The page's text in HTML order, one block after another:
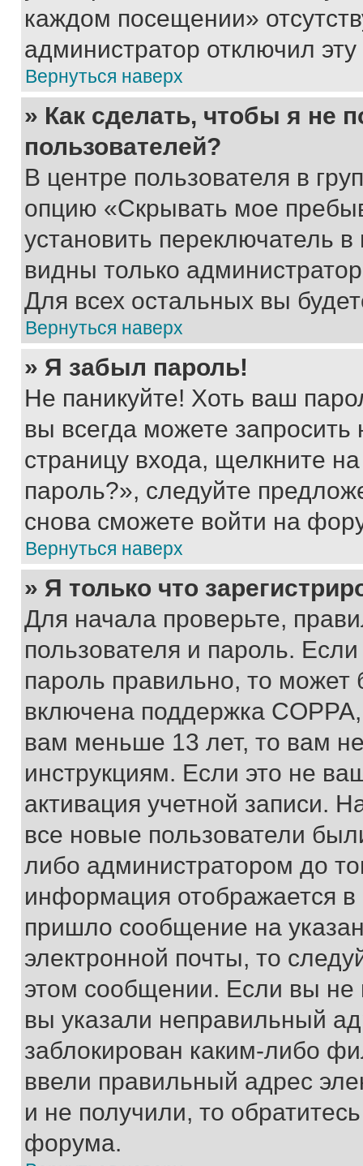
каждом посещении»
администратор отключил
Вернуться наверх
» Как сделать, чтобы я не
пользователей?
В центре пользователя в
опцию «Скрывать мое
установить переключатель
видны только
Для всех остальных вы
Вернуться наверх
» Я забыл пароль!
Не паникуйте! Хоть ваш
вы всегда можете
страницу входа, щелкните
пароль?», следуйте
снова сможете войти на
Вернуться наверх
» Я только что
Для начала проверьте,
пользователя и пароль.
пароль правильно, то может
включена поддержка
вам меньше 13 лет, то вам
инструкциям. Если это не
активация учетной записи.
все новые пользователи
либо администратором до
информация отображается
пришло сообщение на
электронной почты, то
этом сообщении. Если вы
вы указали неправильный
заблокирован каким-либо
ввели правильный адрес
и не получили, то
форума.